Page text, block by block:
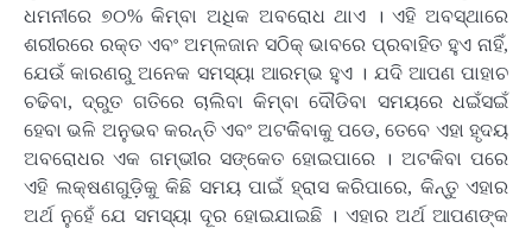
ଧମନୀରେ ୭୦% କିମ୍ବା ଅଧିକ ଅବରୋଧ ଥାଏ । ଏହି ଅବସ୍ଥାରେ
ଶରୀରରେ ରକ୍ତ ଏବଂ ଅମ୍ଳଜାନ ସଠିକ୍ ଭାବରେ ପ୍ରବାହିତ ହୁଏ ନାହିଁ,
ଯେଉଁ କାରଣରୁ ଅନେକ ସମସ୍ୟା ଆରମ୍ଭ ହୁଏ । ଯଦି ଆପଣ ପାହାଚ
ଚଢିବା, ଦ୍ରୁତ ଗତିରେ ଚାଲିବା କିମ୍ବା ଦୌଡିବା ସମୟରେ ଧଇଁସଇଁ
ହେବା ଭଳି ଅନୁଭବ କରନ୍ତି ଏବଂ ଅଟକିିବାକୁ ପଡେ, ତେବେ ଏହା ହୃଦୟ
ଅବରୋଧର ଏକ ଗମ୍ଭୀର ସଙ୍କେତ ହୋଇପାରେ । ଅଟକିବା ପରେ
ଏହି ଲକ୍ଷଣଗୁଡ଼ିକୁ କିଛି ସମୟ ପାଇଁ ହ୍ରାସ କରିପାରେ, କିନ୍ତୁ ଏହାର
ଅର୍ଥ ନୁହେଁ ଯେ ସମସ୍ୟା ଦୂର ହୋଇଯାଇଛି । ଏହାର ଅର୍ଥ ଆପଣଙ୍କ